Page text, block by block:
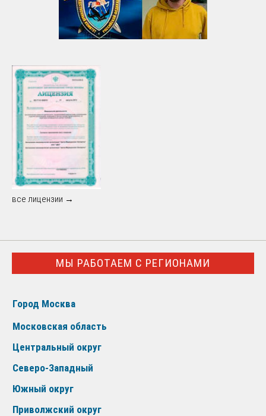
все лицензии →
МЫ РАБОТАЕМ С РЕГИОНАМИ
Город Москва
Московская область
Центральный округ
Северо-Западный
Южный округ
Приволжский округ